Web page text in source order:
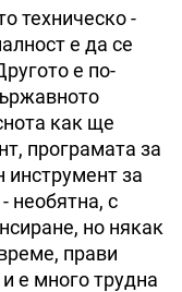
техническо -
е да се
е по-
как ще
програмата за
инструмент за
необятна, с
но някак
прави
е много трудна